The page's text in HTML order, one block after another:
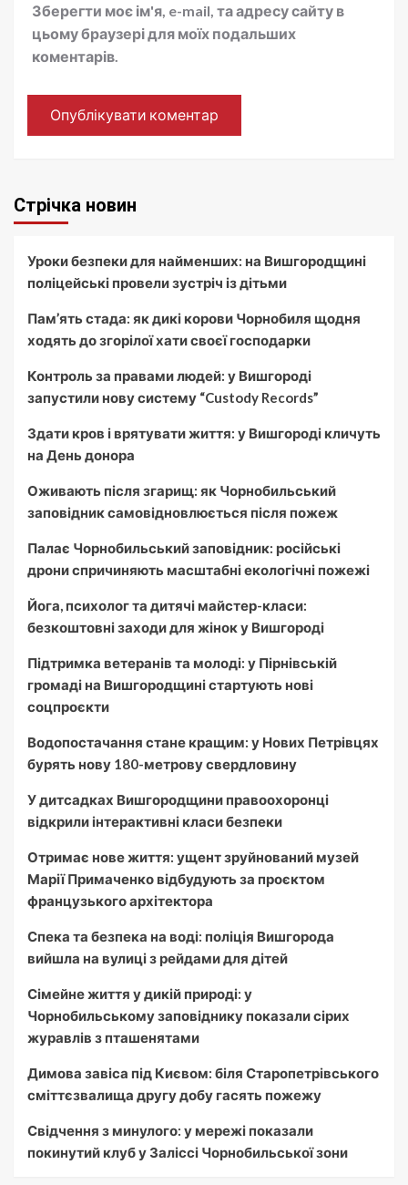
Зберегти моє ім'я, e-mail, та адресу сайту в
цьому браузері для моїх подальших
коментарів.
Стрічка новин
Уроки безпеки для найменших: на Вишгородщині
поліцейські провели зустріч із дітьми
Пам’ять стада: як дикі корови Чорнобиля щодня
ходять до згорілої хати своєї господарки
Контроль за правами людей: у Вишгороді
запустили нову систему “Custody Records”
Здати кров і врятувати життя: у Вишгороді кличуть
на День донора
Оживають після згарищ: як Чорнобильський
заповідник самовідновлюється після пожеж
Палає Чорнобильський заповідник: російські
дрони спричиняють масштабні екологічні пожежі
Йога, психолог та дитячі майстер-класи:
безкоштовні заходи для жінок у Вишгороді
Підтримка ветеранів та молоді: у Пірнівській
громаді на Вишгородщині стартують нові
соцпроєкти
Водопостачання стане кращим: у Нових Петрівцях
бурять нову 180-метрову свердловину
У дитсадках Вишгородщини правоохоронці
відкрили інтерактивні класи безпеки
Отримає нове життя: ущент зруйнований музей
Марії Примаченко відбудують за проєктом
французького архітектора
Спека та безпека на воді: поліція Вишгорода
вийшла на вулиці з рейдами для дітей
Сімейне життя у дикій природі: у
Чорнобильському заповіднику показали сірих
журавлів з пташенятами
Димова завіса під Києвом: біля Старопетрівського
сміттєзвалища другу добу гасять пожежу
Свідчення з минулого: у мережі показали
покинутий клуб у Заліссі Чорнобильської зони